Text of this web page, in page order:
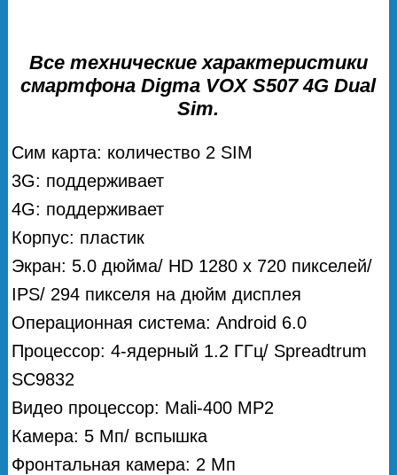
Все технические характеристики
смартфона Digma VOX S507 4G Dual
Sim.
Сим карта: количество 2 SIM
3G: поддерживает
4G: поддерживает
Корпус: пластик
Экран: 5.0 дюйма/ HD 1280 x 720 пикселей/
IPS/ 294 пикселя на дюйм дисплея
Операционная система: Android 6.0
Процессор: 4-ядерный 1.2 ГГц/ Spreadtrum
SC9832
Видео процессор: Mali-400 MP2
Камера: 5 Мп/ вспышка
Фронтальная камера: 2 Мп